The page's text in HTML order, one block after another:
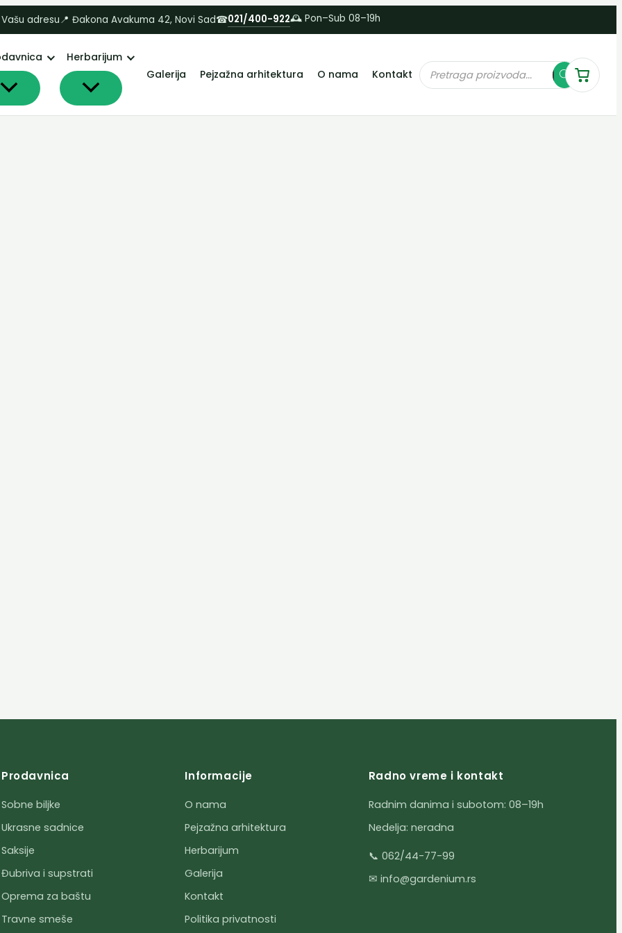
adresu📍 Đakona Avakuma 42, Novi Sad☎021/400-922🕰 Pon–Sub 08–19h
Herbarijum
Galerija
Pejzažna arhitektura O nama Kontakt
Products
search
Prodavnica
Sobne biljke
Ukrasne sadnice
Saksije
Đubriva i supstrati
Oprema za baštu
Travne smeše
Informacije
O nama
Pejzažna arhitektura
Herbarijum
Galerija
Kontakt
Politika privatnosti
Radno vreme i kontakt
Radnim danima i subotom: 08–19h
Nedelja: neradna
📞 062/44-77-99
✉ info@gardenium.rs